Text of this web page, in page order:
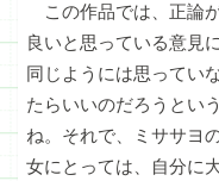
この作品では、正論
良いと思っている意見
同じようには思ってい
たらいいのだろうとい
ね。それで、ミササヨ
女にとっては、自分に